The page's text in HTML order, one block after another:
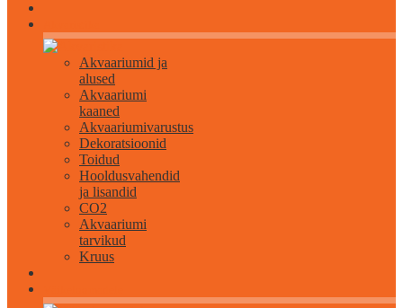
Akvaariumid ja
alused
Akvaariumi
kaaned
Akvaariumivarustus
Dekoratsioonid
Toidud
Hooldusvahendid
ja lisandid
CO2
Akvaariumi
tarvikud
Kruus